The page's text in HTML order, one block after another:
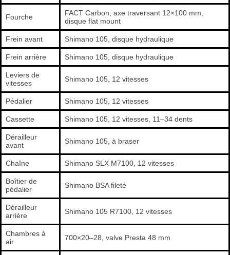
Fourche
FACT Carbon, axe traversant 12×100 mm,
disque flat mount
Frein avant Shimano 105, disque hydraulique
Frein arrière Shimano 105, disque hydraulique
Leviers de
vitesses
Shimano 105, 12 vitesses
Pédalier Shimano 105, 12 vitesses
Cassette Shimano 105, 12 vitesses, 11–34 dents
Dérailleur
avant
Shimano 105, à braser
Chaîne Shimano SLX M7100, 12 vitesses
Boîtier de
pédalier
Shimano BSA fileté
Dérailleur
arrière
Shimano 105 R7100, 12 vitesses
Chambres à
air
700×20–28, valve Presta 48 mm